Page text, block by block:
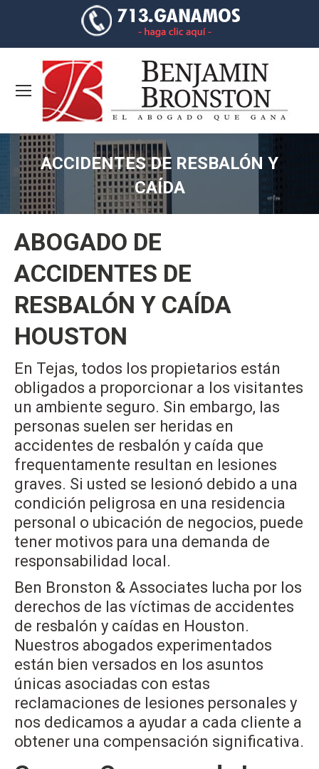
ACCIDENTES DE RESBALÓN Y
CAÍDA
You are here:
ABOGADO DE
ACCIDENTES DE
RESBALÓN Y CAÍDA
HOUSTON
En Tejas, todos los propietarios están
obligados a proporcionar a los visitantes
un ambiente seguro. Sin embargo, las
personas suelen ser heridas en
accidentes de resbalón y caída que
frequentamente resultan en lesiones
graves. Si usted se lesionó debido a una
condición peligrosa en una residencia
personal o ubicación de negocios, puede
tener motivos para una demanda de
responsabilidad local.
Ben Bronston & Associates lucha por los
derechos de las víctimas de accidentes
de resbalón y caídas en Houston.
Nuestros abogados experimentados
están bien versados en los asuntos
únicas asociadas con estas
reclamaciones de lesiones personales y
nos dedicamos a ayudar a cada cliente a
obtener una compensación significativa.